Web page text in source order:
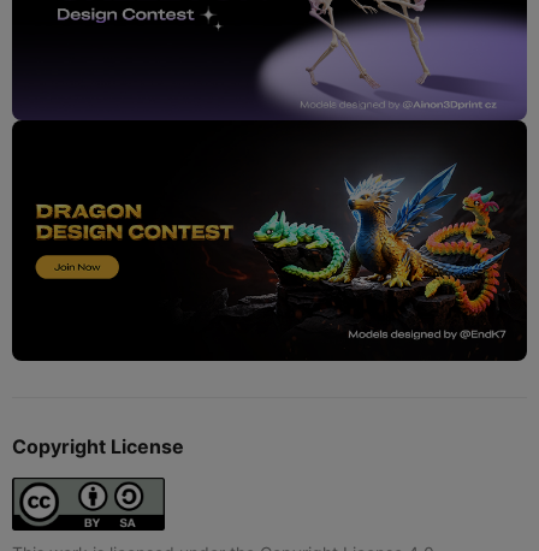
Copyright License